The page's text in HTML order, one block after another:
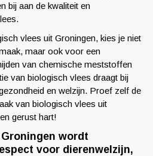
bij aan de kwaliteit en
vlees uit Groningen, kies je niet
maar ook voor een
van chemische meststoffen
van biologisch vlees draagt bij
en welzijn. Proef zelf de
van biologisch vlees uit
gerust hart!
wordt
voor dierenwelzijn,